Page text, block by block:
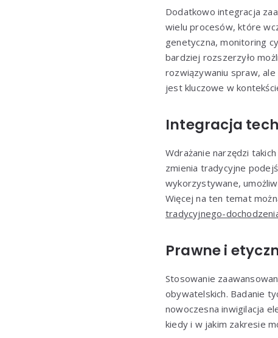
Dodatkowo integracja
wielu procesów, które
genetyczna, monitoring
bardziej rozszerzyło
rozwiązywaniu spraw,
jest kluczowe w
Integracja
Wdrażanie narzędzi
zmienia tradycyjne
wykorzystywane,
Więcej na ten temat
tradycyjnego-
Prawne i
Stosowanie
obywatelskich. Badanie
nowoczesna inwigilacja
kiedy i w jakim zakresie